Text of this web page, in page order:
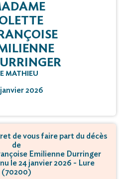
MATHIEU
2026
de vous faire part du décès
de
Emilienne Durringer
le 24 janvier 2026 - Lure
(70200)